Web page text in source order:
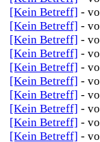
[Kein Betreff] -
[Kein Betreff] -
[Kein Betreff] -
[Kein Betreff] -
[Kein Betreff] -
[Kein Betreff] -
[Kein Betreff] -
[Kein Betreff] -
[Kein Betreff] -
[Kein Betreff] -